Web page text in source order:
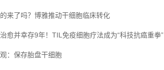
来了吗？博雅推动干细胞临床转化
愈并幸存9年！TIL免疫细胞疗法成为“科技抗癌重拳”
：保存胎盘干细胞